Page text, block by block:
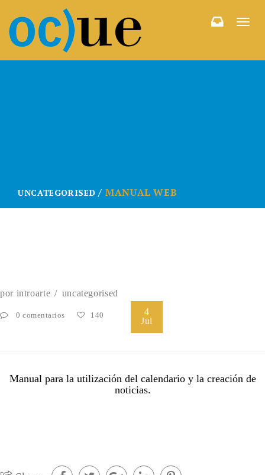
UNCATEGORISED MANUAL WEB
por introarte uncategorised
0 comentarios 140
4
Jul
Manual para la utilización del calendario y la creación de
noticias.